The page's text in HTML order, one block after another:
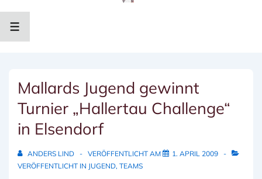
InhaltMENÜ
Mallards Jugend gewinnt
Turnier „Hallertau Challenge“
in Elsendorf
ANDERS LIND VERÖFFENTLICHT AM
1. APRIL 2009
VERÖFFENTLICHT IN JUGEND, TEAMS